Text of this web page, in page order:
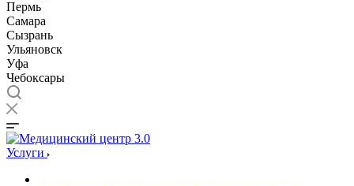
Пермь
Самара
Сызрань
Ульяновск
Уфа
Чебоксары
Услуги